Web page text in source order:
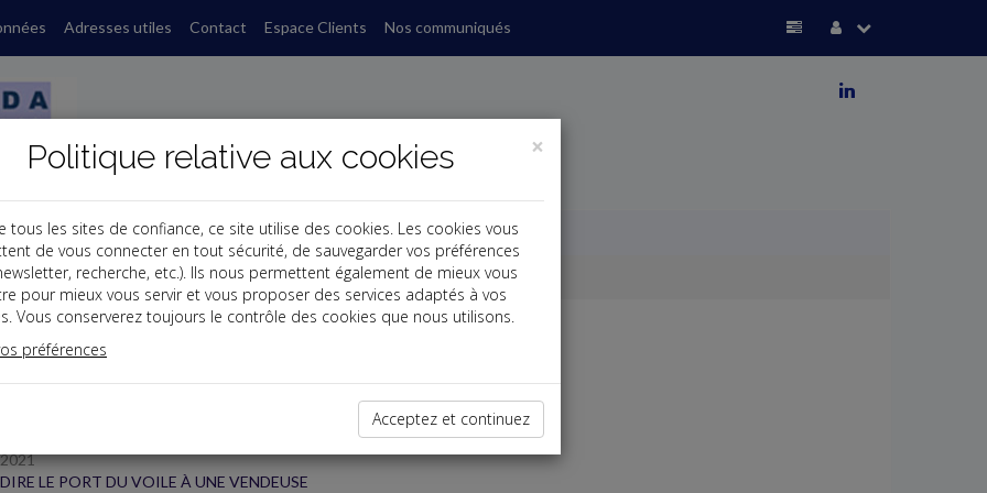
Adresses utiles Contact Espace Clients Nos communiqués
j
dernières dépêches
LE PORT DU VOILE À UNE VENDEUSE
×
Politique relative aux cookies
tous les sites de confiance, ce site utilise des cookies. Les cookies vous
de vous connecter en tout sécurité, de sauvegarder vos préférences
recherche, etc.). Ils nous permettent également de mieux vous
pour mieux vous servir et vous proposer des services adaptés à vos
Vous conserverez toujours le contrôle des cookies que nous utilisons.
préférences
Acceptez et continuez